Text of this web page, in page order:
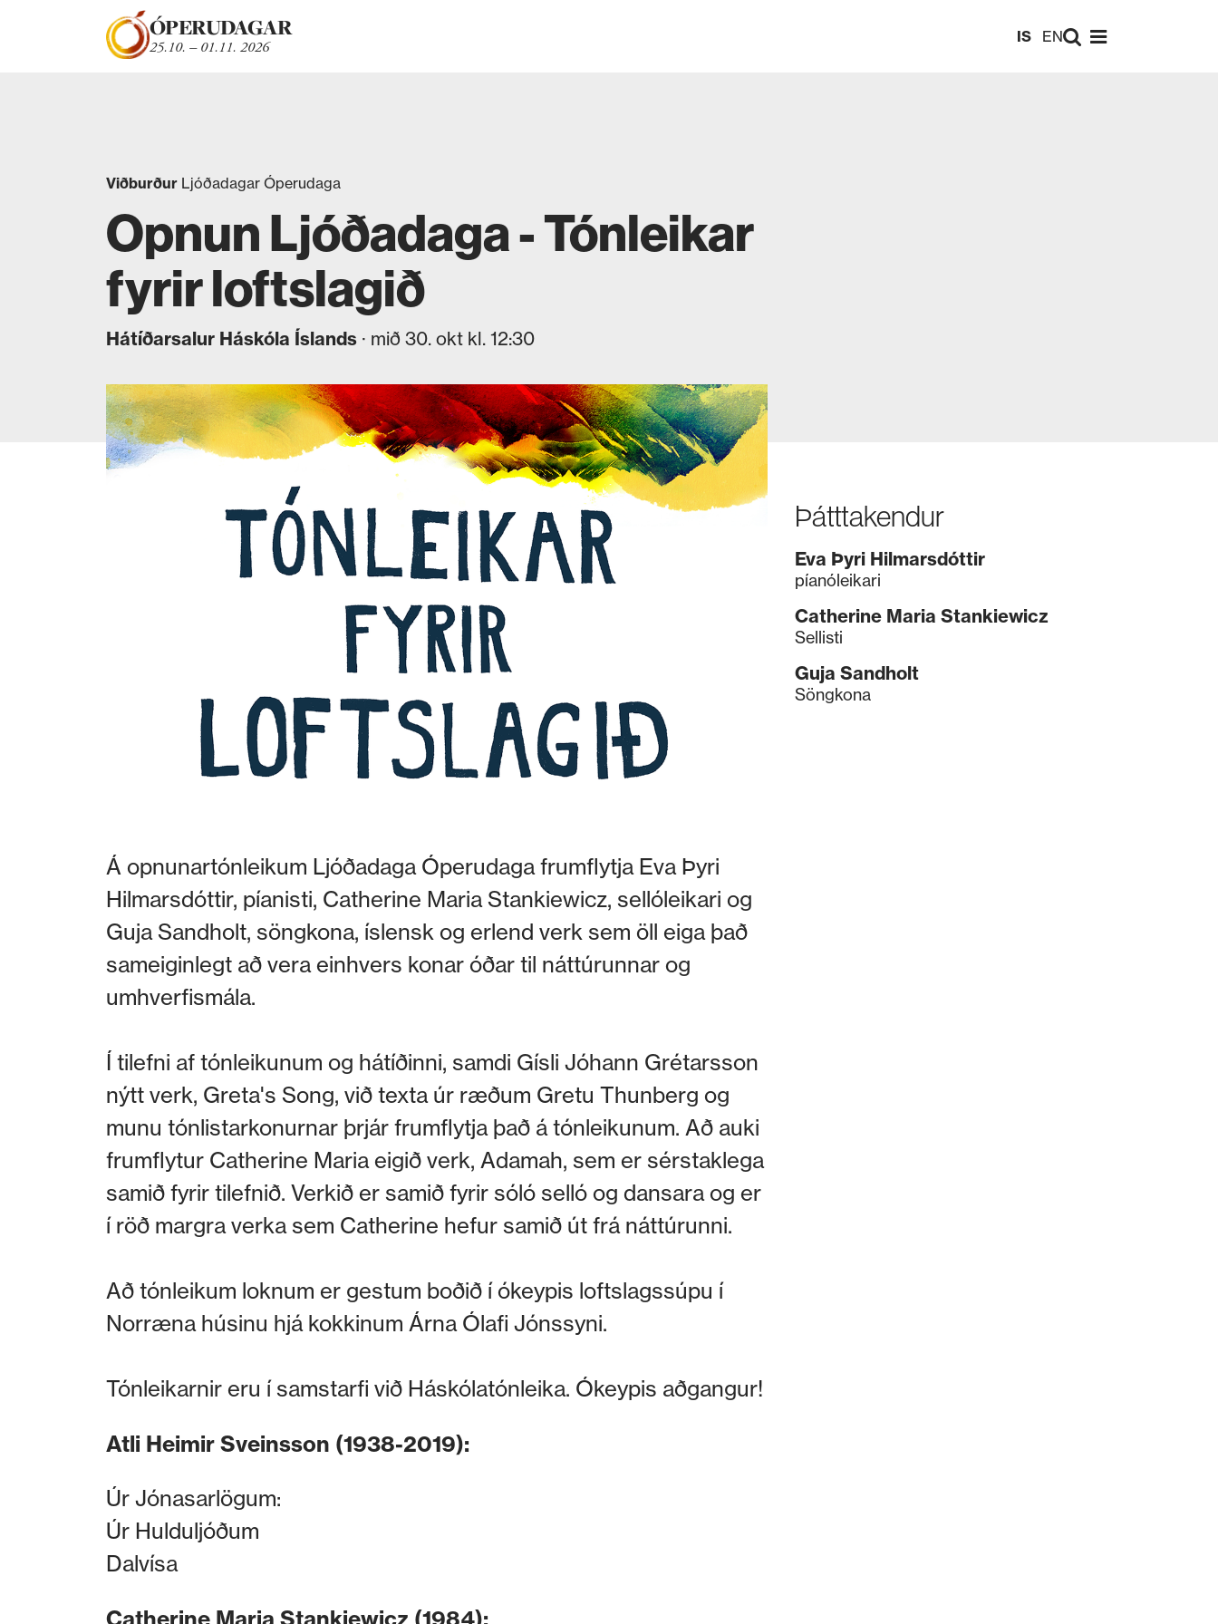
ÓPERUDAGAR
25.10. – 01.11. 2026
IS EN
Leita
Viðburður Ljóðadagar Óperudaga
Opnun Ljóðadaga - Tónleikar
fyrir loftslagið
Hátíðarsalur Háskóla Íslands · mið 30. okt kl. 12:30
Á opnunartónleikum Ljóðadaga Óperudaga frumflytja Eva Þyri
Hilmarsdóttir, píanisti, Catherine Maria Stankiewicz, sellóleikari og
Guja Sandholt, söngkona, íslensk og erlend verk sem öll eiga það
sameiginlegt að vera einhvers konar óðar til náttúrunnar og
umhverfismála.
Í tilefni af tónleikunum og hátíðinni, samdi Gísli Jóhann Grétarsson
nýtt verk, Greta's Song, við texta úr ræðum Gretu Thunberg og
munu tónlistarkonurnar þrjár frumflytja það á tónleikunum. Að auki
frumflytur Catherine Maria eigið verk, Adamah, sem er sérstaklega
samið fyrir tilefnið. Verkið er samið fyrir sóló selló og dansara og er
í röð margra verka sem Catherine hefur samið út frá náttúrunni.
Að tónleikum loknum er gestum boðið í ókeypis loftslagssúpu í
Norræna húsinu hjá kokkinum Árna Ólafi Jónssyni.
Tónleikarnir eru í samstarfi við Háskólatónleika. Ókeypis aðgangur!
Atli Heimir Sveinsson (1938-2019):
Úr Jónasarlögum:
Úr Hulduljóðum
Dalvísa
Catherine Maria Stankiewicz (1984):
Þátttakendur
Eva Þyri Hilmarsdóttir
píanóleikari
Catherine Maria Stankiewicz
Sellisti
Guja Sandholt
Söngkona